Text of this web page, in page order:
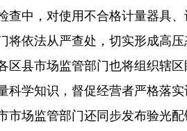
查中，对使用不合格计量器具
将依法从严查处，切实形成高压
区县市场监管部门也将组织辖
科学知识，督促经营者严格落
市场监管部门还同步发布验光